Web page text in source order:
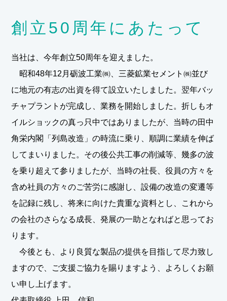
創立50周年にあたって
当社は、今年創立50周年を迎えました。
昭和48年12月砺波工業㈱、三菱鉱業セメント㈱並び
に地元の有志の出資を得て設立いたしました。翌年バッ
チャプラントが完成し、業務を開始しました。折しもオ
イルショックの真っ只中ではありましたが、当時の田中
角栄内閣「列島改造」の時流に乗り、順調に業績を伸ば
してまいりました。その後公共工事の削減等、幾多の波
を乗り超えて参りましたが、当時の社長、役員の方々を
含め社員の方々のご苦労に感謝し、設備の改造の変遷等
を記録に残し、将来に向けた貴重な資料とし、これから
の会社のさらなる成長、発展の一助となればと思ってお
ります。
今後とも、より良質な製品の提供を目指して尽力致し
ますので、ご支援ご協力を賜りますよう、よろしくお願
い申し上げます。